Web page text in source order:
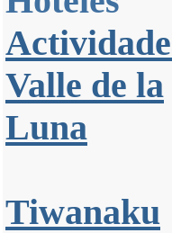
Valle de la
Luna
Tiwanaku